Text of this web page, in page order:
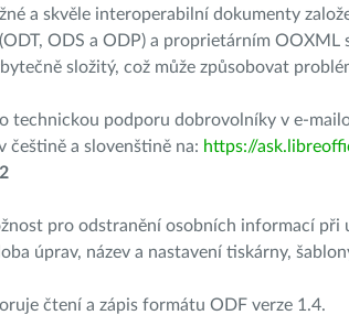
a skvěle interoperabilní dokumenty
ODS a ODP) a proprietárním OOXML
složitý, což může způsobovat
technickou podporu dobrovolníky v e-
češtině a slovenštině na: https://
pro odstranění osobních informací při
úprav, název a nastavení tiskárny,
čtení a zápis formátu ODF verze 1.4.